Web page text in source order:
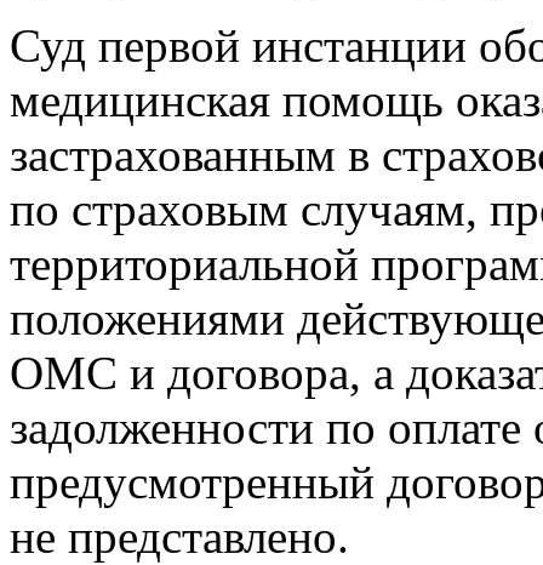
Суд первой инстанции
медицинская помощь
застрахованным в
по страховым случаям,
территориальной
положениями
ОМС и договора, а
задолженности по оплате
предусмотренный
не представлено.